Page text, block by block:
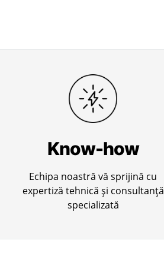
Know-how
Echipa noastră vă sprijină cu
expertiză tehnică și consultanță
specializată